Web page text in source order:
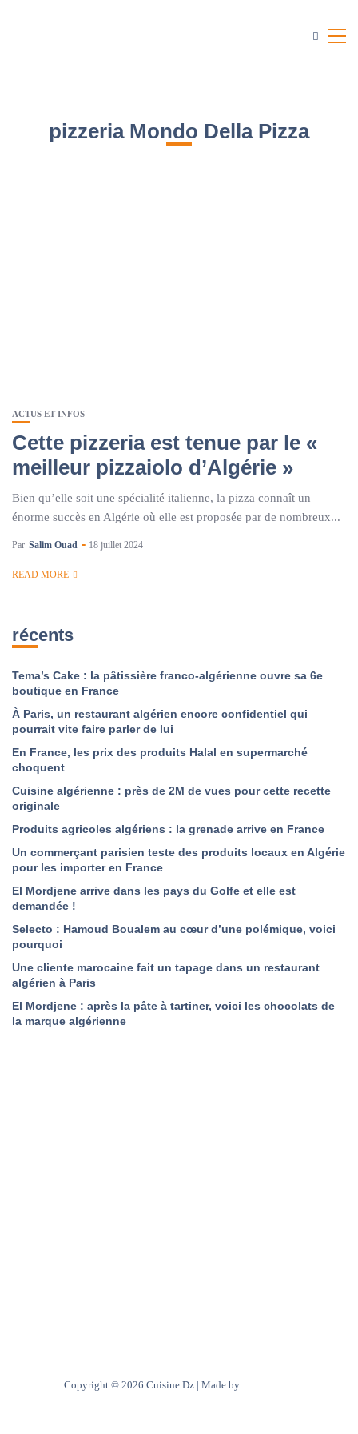
pizzeria Mondo Della Pizza
ACTUS ET INFOS
Cette pizzeria est tenue par le «
meilleur pizzaiolo d’Algérie »
Bien qu’elle soit une spécialité italienne, la pizza connaît un
énorme succès en Algérie où elle est proposée par de nombreux...
Par Salim Ouad 18 juillet 2024
READ MORE
récents
Tema’s Cake : la pâtissière franco-algérienne ouvre sa 6e
boutique en France
À Paris, un restaurant algérien encore confidentiel qui
pourrait vite faire parler de lui
En France, les prix des produits Halal en supermarché
choquent
Cuisine algérienne : près de 2M de vues pour cette recette
originale
Produits agricoles algériens : la grenade arrive en France
Un commerçant parisien teste des produits locaux en Algérie
pour les importer en France
El Mordjene arrive dans les pays du Golfe et elle est
demandée !
Selecto : Hamoud Boualem au cœur d’une polémique, voici
pourquoi
Une cliente marocaine fait un tapage dans un restaurant
algérien à Paris
El Mordjene : après la pâte à tartiner, voici les chocolats de
la marque algérienne
Copyright © 2026 Cuisine Dz | Made by